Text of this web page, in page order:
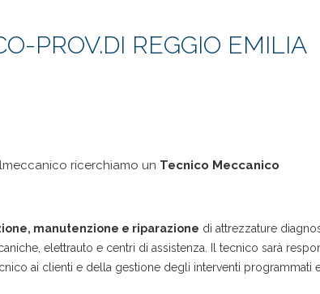
PROV.DI REGGIO EMILIA
ricerchiamo un Tecnico Meccanico
manutenzione e riparazione di attrezzature
elettrauto e centri di assistenza. Il tecnico sarà
ai clienti e della gestione degli interventi programmati